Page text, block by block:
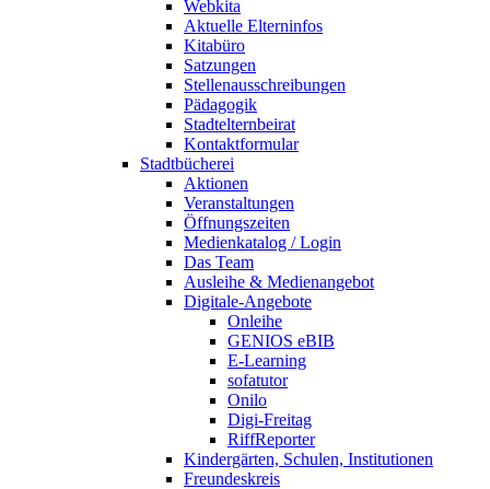
Webkita
Aktuelle Elterninfos
Kitabüro
Satzungen
Stellenausschreibungen
Pädagogik
Stadtelternbeirat
Kontaktformular
Stadtbücherei
Aktionen
Veranstaltungen
Öffnungszeiten
Medienkatalog / Login
Das Team
Ausleihe & Medienangebot
Digitale-Angebote
Onleihe
GENIOS eBIB
E-Learning
sofatutor
Onilo
Digi-Freitag
RiffReporter
Kindergärten, Schulen, Institutionen
Freundeskreis